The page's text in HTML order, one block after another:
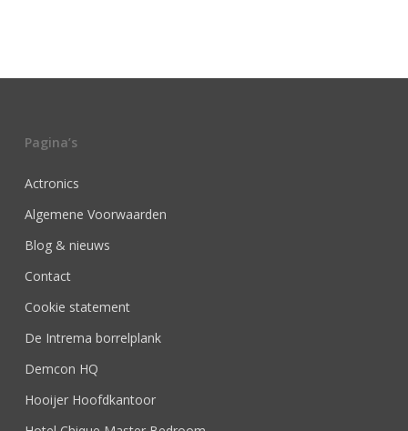
Pagina’s
Actronics
Algemene Voorwaarden
Blog & nieuws
Contact
Cookie statement
De Intrema borrelplank
Demcon HQ
Hooijer Hoofdkantoor